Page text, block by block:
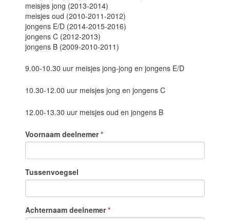
meisjes jong (2013-2014)
meisjes oud (2010-2011-2012)
jongens E/D (2014-2015-2016)
jongens C (2012-2013)
jongens B (2009-2010-2011)
9.00-10.30 uur meisjes jong-jong en jongens E/D
10.30-12.00 uur meisjes jong en jongens C
12.00-13.30 uur meisjes oud en jongens B
Voornaam deelnemer*
Tussenvoegsel
Achternaam deelnemer*